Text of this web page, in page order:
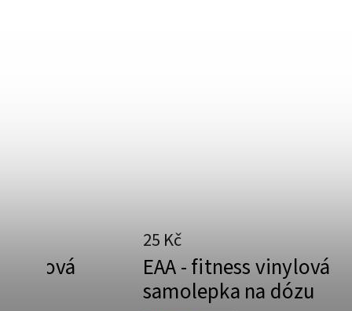
EAA - fitness vinylová
samolepka na dózu
25 Kč